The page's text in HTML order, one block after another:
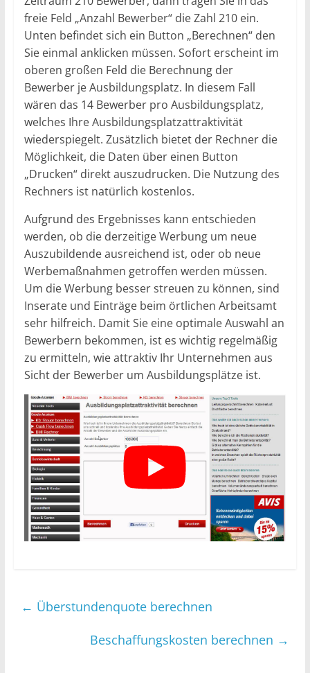
freie Feld „Anzahl Bewerber“ die Zahl 210 ein.
Unten befindet sich ein Button „Berechnen“ den
Sie einmal anklicken müssen. Sofort erscheint im
oberen großen Feld die Berechnung der
Bewerber je Ausbildungsplatz. In diesem Fall
wären das 14 Bewerber pro Ausbildungsplatz,
welches Ihre Ausbildungsplatzattraktivität
wiederspiegelt. Zusätzlich bietet der Rechner die
Möglichkeit, die Daten über einen Button
„Drucken“ direkt auszudrucken. Die Nutzung des
Rechners ist natürlich kostenlos.
Aufgrund des Ergebnisses kann entschieden
werden, ob die derzeitige Werbung um neue
Auszubildende ausreichend ist, oder ob neue
Werbemaßnahmen getroffen werden müssen.
Um die Werbung besser streuen zu können, sind
Inserate und Einträge beim örtlichen Arbeitsamt
sehr hilfreich. Damit Sie eine optimale Auswahl an
Bewerbern bekommen, ist es wichtig regelmäßig
zu ermitteln, wie attraktiv Ihr Unternehmen aus
Sicht der Bewerber um Ausbildungsplätze ist.
← Überstundenquote berechnen
Beschaffungskosten berechnen →